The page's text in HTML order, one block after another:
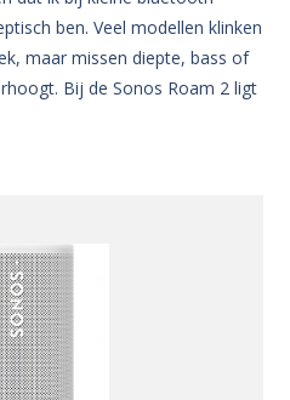
ben. Veel modellen klinken
maar missen diepte, bass of
Bij de Sonos Roam 2 ligt